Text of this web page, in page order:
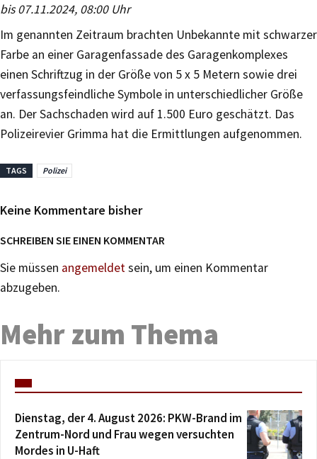
bis 07.11.2024, 08:00 Uhr
Im genannten Zeitraum brachten Unbekannte mit schwarzer
Farbe an einer Garagenfassade des Garagenkomplexes
einen Schriftzug in der Größe von 5 x 5 Metern sowie drei
verfassungsfeindliche Symbole in unterschiedlicher Größe
an. Der Sachschaden wird auf 1.500 Euro geschätzt. Das
Polizeirevier Grimma hat die Ermittlungen aufgenommen.
TAGS Polizei
Keine Kommentare bisher
SCHREIBEN SIE EINEN KOMMENTAR
Sie müssen angemeldetsein, um einen Kommentar
abzugeben.
Mehr zum Thema
Dienstag, der 4. August 2026: PKW-Brand im
Zentrum-Nord und Frau wegen versuchten
Mordes in U-Haft